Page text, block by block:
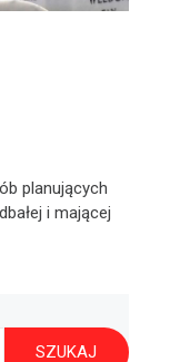
planujących
i mającej